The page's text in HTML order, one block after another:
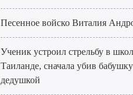
Песенное войско Виталия
Ученик устроил стрельбу в
Таиланде, сначала убив
дедушкой